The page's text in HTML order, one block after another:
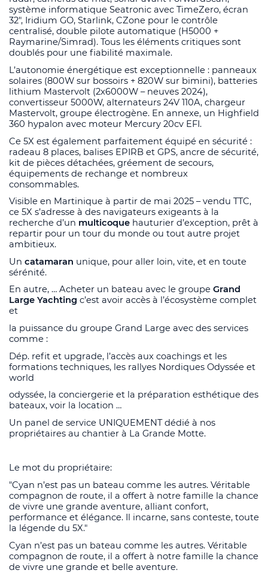
système informatique Seatronic avec TimeZero, écran
32", Iridium GO, Starlink, CZone pour le contrôle
centralisé, double pilote automatique (H5000 +
Raymarine/Simrad). Tous les éléments critiques sont
doublés pour une fiabilité maximale.
L’autonomie énergétique est exceptionnelle : panneaux
solaires (800W sur bossoirs + 820W sur bimini), batteries
lithium Mastervolt (2x6000W – neuves 2024),
convertisseur 5000W, alternateurs 24V 110A, chargeur
Mastervolt, groupe électrogène. En annexe, un Highfield
360 hypalon avec moteur Mercury 20cv EFI.
Ce 5X est également parfaitement équipé en sécurité :
radeau 8 places, balises EPIRB et GPS, ancre de sécurité,
kit de pièces détachées, gréement de secours,
équipements de rechange et nombreux
consommables.
Visible en Martinique à partir de mai 2025 – vendu TTC,
ce 5X s’adresse à des navigateurs exigeants à la
recherche d’un multicoque hauturier d’exception, prêt à
repartir pour un tour du monde ou tout autre projet
ambitieux.
Un catamaran unique, pour aller loin, vite, et en toute
sérénité.
En autre, … Acheter un bateau avec le groupe Grand
Large Yachting c’est avoir accès à l’écosystème complet
et
la puissance du groupe Grand Large avec des services
comme :
Dép. refit et upgrade, l’accès aux coachings et les
formations techniques, les rallyes Nordiques Odyssée et
world
odyssée, la conciergerie et la préparation esthétique des
bateaux, voir la location …
Un panel de service UNIQUEMENT dédié à nos
propriétaires au chantier à La Grande Motte.
Le mot du propriétaire:
"Cyan n’est pas un bateau comme les autres. Véritable
compagnon de route, il a offert à notre famille la chance
de vivre une grande aventure, alliant confort,
performance et élégance. Il incarne, sans conteste, toute
la légende du 5X."
Cyan n’est pas un bateau comme les autres. Véritable
compagnon de route, il a offert à notre famille la chance
de vivre une grande et belle aventure.